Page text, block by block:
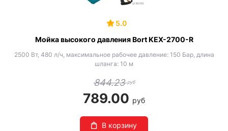
5.0
Мойка высокого давления Bort KEX-2700-R
2500 Вт, 480 л/ч, максимальное рабочее давление: 150 Бар, длина
шланга: 10 м
844.23руб
789.00 руб
В корзину